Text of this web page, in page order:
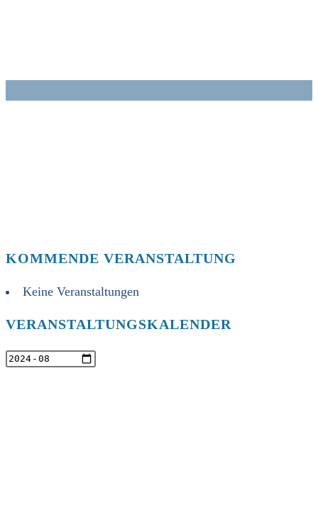
KOMMENDE VERANSTALTUNG
Keine Veranstaltungen
VERANSTALTUNGSKALENDER